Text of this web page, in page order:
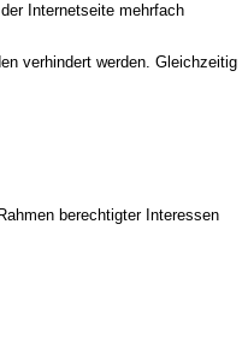
Internetseite mehrfach
verhindert werden. Gleichzeitig
berechtigter Interessen